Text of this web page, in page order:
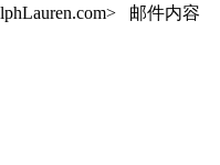
邮件内容